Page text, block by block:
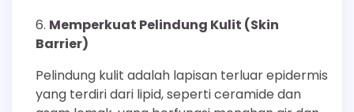
Memperkuat Pelindung Kulit (Skin
Barrier)
Pelindung kulit adalah lapisan terluar epidermis
yang terdiri dari lipid, seperti ceramide dan